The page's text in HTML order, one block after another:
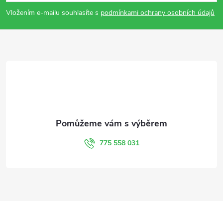
pVložením e-mailu souhlasíte s podmínkami ochrany osobních údajů
775 558 031